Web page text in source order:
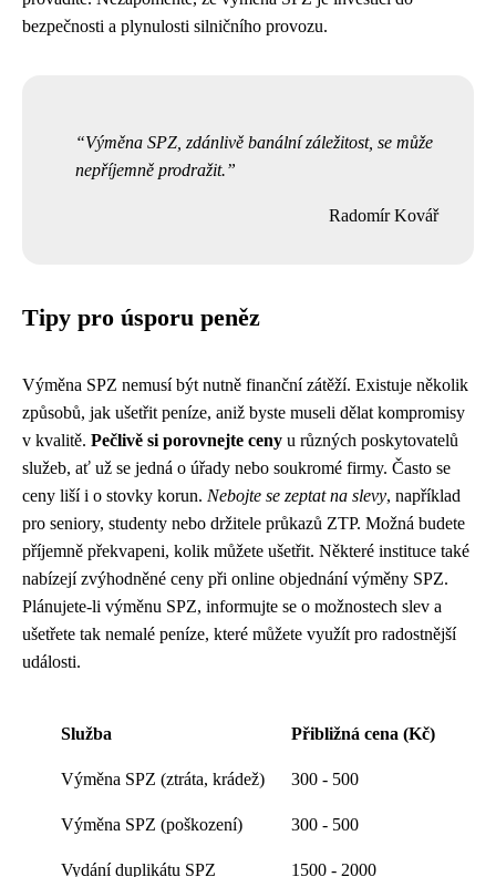
bezpečnosti a plynulosti silničního provozu.
Výměna SPZ, zdánlivě banální záležitost, se může
nepříjemně prodražit.
Radomír Kovář
Tipy pro úsporu peněz
Výměna SPZ nemusí být nutně finanční zátěží. Existuje několik
způsobů, jak ušetřit peníze, aniž byste museli dělat kompromisy
v kvalitě. Pečlivě si porovnejte ceny u různých poskytovatelů
služeb, ať už se jedná o úřady nebo soukromé firmy. Často se
ceny liší i o stovky korun. Nebojte se zeptat na slevy, například
pro seniory, studenty nebo držitele průkazů ZTP. Možná budete
příjemně překvapeni, kolik můžete ušetřit. Některé instituce také
nabízejí zvýhodněné ceny při online objednání výměny SPZ.
Plánujete-li výměnu SPZ, informujte se o možnostech slev a
ušetřete tak nemalé peníze, které můžete využít pro radostnější
události.
Služba Přibližná cena (Kč)
Výměna SPZ (ztráta, krádež) 300 - 500
Výměna SPZ (poškození) 300 - 500
Vydání duplikátu SPZ 1500 - 2000